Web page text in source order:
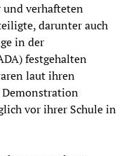
verhafteten
darunter auch
in der
festgehalten
laut ihren
vor ihrer Schule in